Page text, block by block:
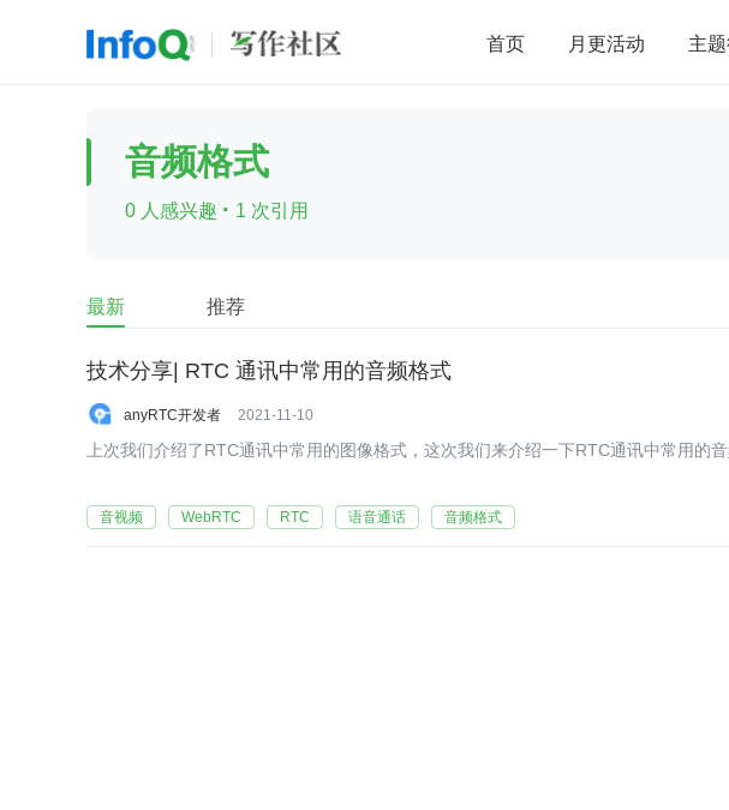
首页 月更活动 主
前端 AI
查看更多
音频格式
0 人感兴趣 · 1 次引用
最新 推荐
技术分享| RTC 通讯中常用的音频格式
anyRTC开发者 2021-11-10
上次我们介绍了RTC通讯中常用的图像格式，这次我们来介绍一下RTC通讯中常用的音
音视频 WebRTC RTC 语音通话 音频格式